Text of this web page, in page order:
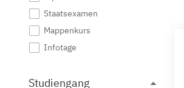
Staatsexamen
Mappenkurs
Infotage
Studiengang